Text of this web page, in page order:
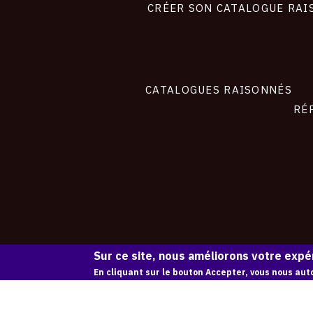
CRÉER SON CATALOGUE
CATALOGUES RAISONNÉS
Sur ce site, nous améliorons votre
En cliquant sur le bouton Accepter, vous nous